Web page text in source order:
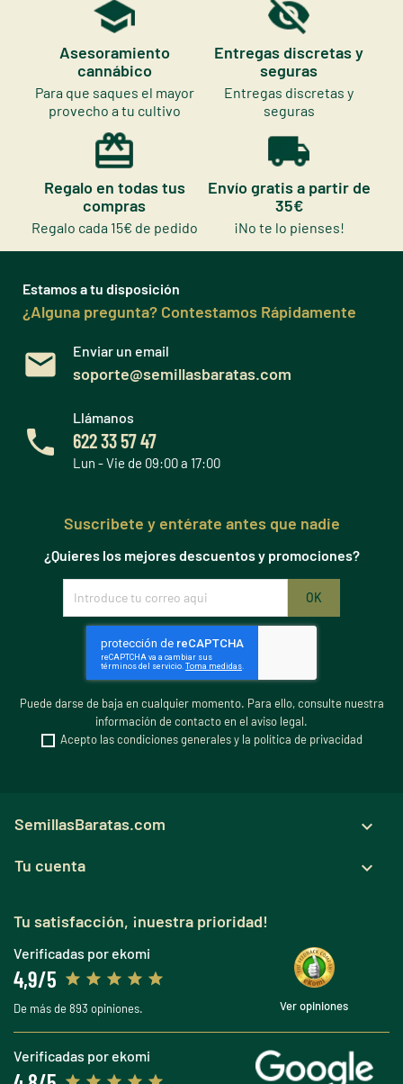
Asesoramiento
cannábico
Para que saques el mayor
provecho a tu cultivo
Entregas discretas y
seguras
Entregas discretas y
seguras
Regalo en todas tus
compras
Regalo cada 15€ de pedido
Envío gratis a partir de
35€
¡No te lo pienses!
Estamos a tu disposición
¿Alguna pregunta? Contestamos Rápidamente
Enviar un email
soporte@semillasbaratas.com
Llámanos
622 33 57 47
Lun - Vie de 09:00 a 17:00
Suscribete y entérate antes que nadie
¿Quieres los mejores descuentos y promociones?
Puede darse de baja en cualquier momento. Para ello, consulte nuestra
información de contacto en el aviso legal.
Acepto las condiciones generales y la política de privacidad
SemillasBaratas.com 
Tu cuenta 
Tu satisfacción, ¡nuestra prioridad!
Verificadas por ekomi
4,9/5
De más de 893 opiniones. Ver opiniones
Verificadas por ekomi